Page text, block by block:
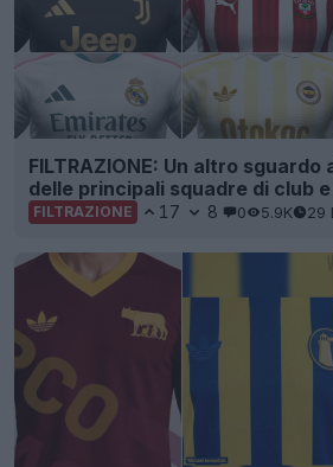
FILTRAZIONE: Un altro sguardo
delle principali squadre di club
FILTRAZIONE 17 8 0 5.9K 29